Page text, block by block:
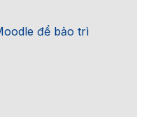
để bảo trì